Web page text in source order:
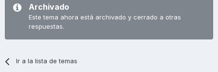
Archivado
Este tema ahora está archivado y cerrado a otras
respuestas.
Ir a la lista de temas